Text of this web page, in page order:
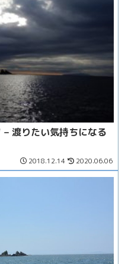
渡りたい気持ちになる
2018.12.14 2020.06.06